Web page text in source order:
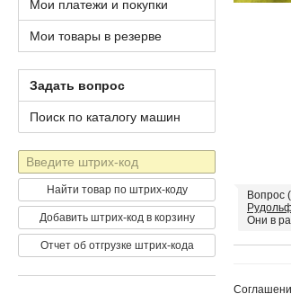
Вопрос
Они в
Мои платежи и покупки
Мои товары в резерве
Задать вопрос
Поиск по каталогу машин
Штрих-
код
Найти товар по штрих-коду
Добавить штрих-код в корзину
Отчет об отгрузке штрих-кода